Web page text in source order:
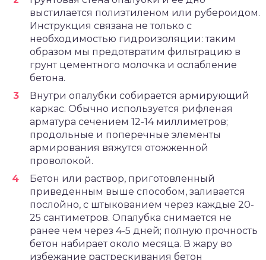
выстилается полиэтиленом или рубероидом.
Инструкция связана не только с
необходимостью гидроизоляции: таким
образом мы предотвратим фильтрацию в
грунт цементного молочка и ослабление
бетона.
Внутри опалубки собирается армирующий
каркас. Обычно используется рифленая
арматура сечением 12-14 миллиметров;
продольные и поперечные элементы
армирования вяжутся отожженной
проволокой.
Бетон или раствор, приготовленный
приведенным выше способом, заливается
послойно, с штыкованием через каждые 20-
25 сантиметров. Опалубка снимается не
ранее чем через 4-5 дней; полную прочность
бетон набирает около месяца. В жару во
избежание растрескивания бетон